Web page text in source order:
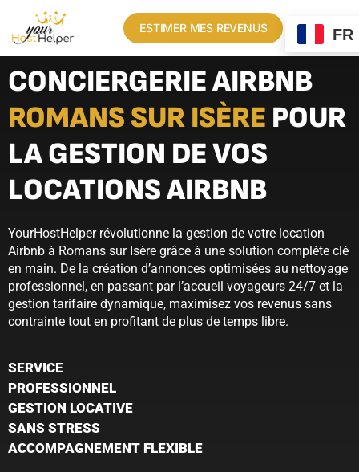
ESTIMER MES REVENUS
CONCIERGERIE AIRBNB
ROMANS SUR ISÈRE POUR
LA GESTION DE VOS
LOCATIONS AIRBNB
YourHostHelper révolutionne la gestion de votre location
Airbnb à Romans sur Isère grâce à une solution complète clé
en main. De la création d’annonces optimisées au nettoyage
professionnel, en passant par l’accueil voyageurs 24/7 et la
gestion tarifaire dynamique, maximisez vos revenus sans
contrainte tout en profitant de plus de temps libre.
SERVICE
PROFESSIONNEL
GESTION LOCATIVE
SANS STRESS
ACCOMPAGNEMENT FLEXIBLE
FR